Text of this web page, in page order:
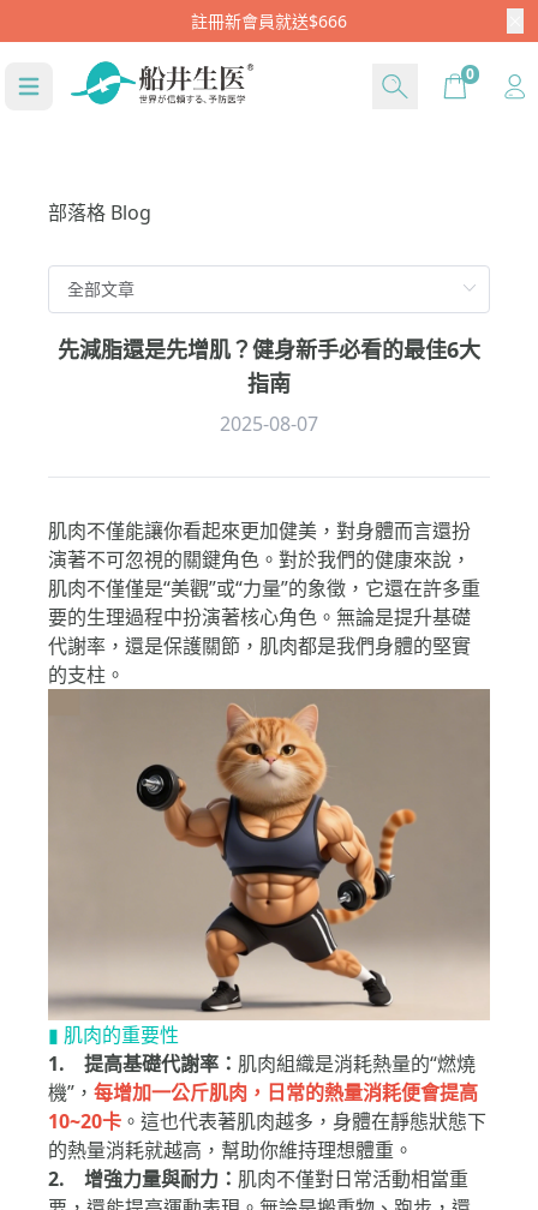
Cart
先減脂還是先增肌？健身新手必看的最佳6大
肌肉不僅能讓你看起來更加健美，對身體而言還扮
演著不可忽視的關鍵角色。對於我們的健康來說，
肌肉不僅僅是“美觀”或“力量”的象徵，它還在許多重
要的生理過程中扮演著核心角色。無論是提升基礎
代謝率，還是保護關節，肌肉都是我們身體的堅實
▮ 肌肉的重要性
1. 提高基礎代謝率：肌肉組織是消耗熱量的“燃燒
機”，每增加一公斤肌肉，日常的熱量消耗便會提高
10~20卡。這也代表著肌肉越多，身體在靜態狀態下
的熱量消耗就越高，幫助你維持理想體重。
2. 增強力量與耐力：肌肉不僅對日常活動相當重